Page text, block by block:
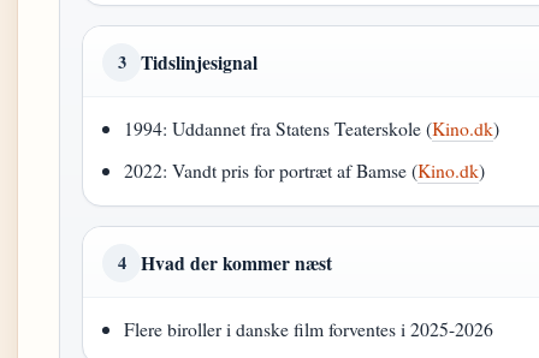
3 Tidslinjesignal
1994: Uddannet fra Statens Teaterskole (Kino.dk)
2022: Vandt pris for portræt af Bamse (Kino.dk)
4 Hvad der kommer næst
Flere biroller i danske film forventes i 2025-2026